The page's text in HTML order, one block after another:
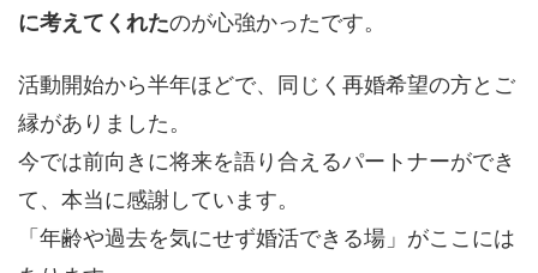
に考えてくれたのが心強かったです。
活動開始から半年ほどで、同じく再婚希望の方とご
縁がありました。
今では前向きに将来を語り合えるパートナーができ
て、本当に感謝しています。
「年齢や過去を気にせず婚活できる場」がここには